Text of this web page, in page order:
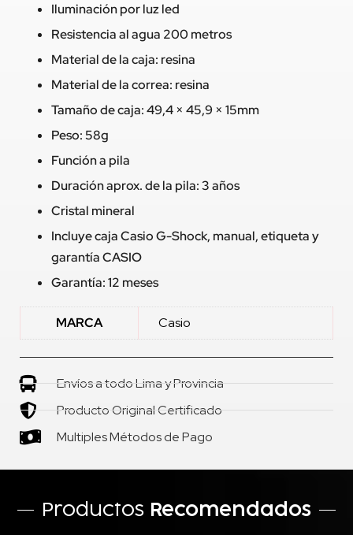
Iluminación por luz led
Resistencia al agua 200 metros
Material de la caja: resina
Material de la correa: resina
Tamaño de caja: 49,4 × 45,9 × 15mm
Peso: 58g
Función a pila
Duración aprox. de la pila: 3 años
Cristal mineral
Incluye caja Casio G-Shock, manual, etiqueta y
garantía CASIO
Garantía: 12 meses
MARCA Casio
Envíos a todo Lima y Provincia
Producto Original Certificado
Multiples Métodos de Pago
Productos Recomendados